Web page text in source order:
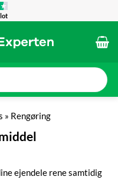
» Rengøring
ejendele rene samtidig